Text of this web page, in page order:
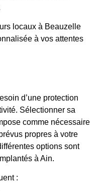
locaux à Beauzelle
à vos attentes
d’une protection
Sélectionner sa
comme nécessaire
propres à votre
options sont
à Ain.
: